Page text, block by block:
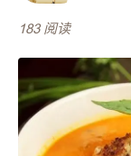
183 阅读